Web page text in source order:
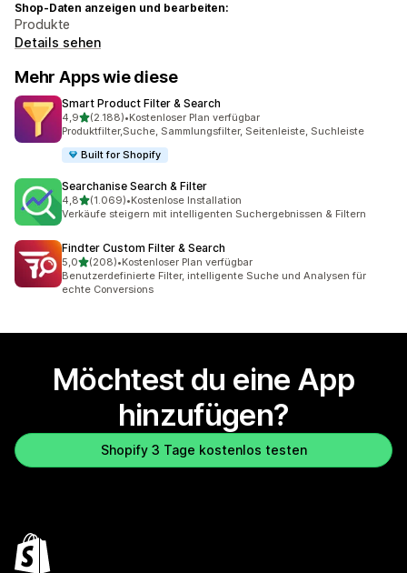
Shop-Daten anzeigen und bearbeiten:
Produkte
Details sehen
Mehr Apps wie diese
Smart Product Filter & Search
4,9von 5 Sternen
(2.188)
2188 Rezensionen insgesamt
•Kostenloser Plan verfügbar
Produktfilter,Suche, Sammlungsfilter, Seitenleiste, Suchleiste
Built for Shopify
Searchanise Search & Filter
4,8von 5 Sternen
(1.069)
1069 Rezensionen insgesamt
•Kostenlose Installation
Verkäufe steigern mit intelligenten Suchergebnissen & Filtern
Findter Custom Filter & Search
5,0von 5 Sternen
(208)
208 Rezensionen insgesamt
•Kostenloser Plan verfügbar
Benutzerdefinierte Filter, intelligente Suche und Analysen für
echte Conversions
Möchtest du eine App
hinzufügen?
Shopify 3 Tage kostenlos testen